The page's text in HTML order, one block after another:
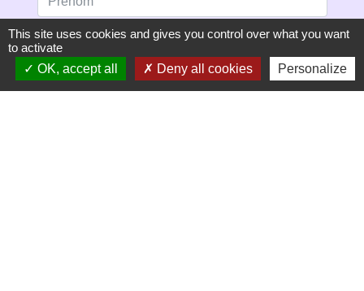
This site uses cookies and gives you control over what you want
to activate
OK, accept all
Deny all cookies Personalize